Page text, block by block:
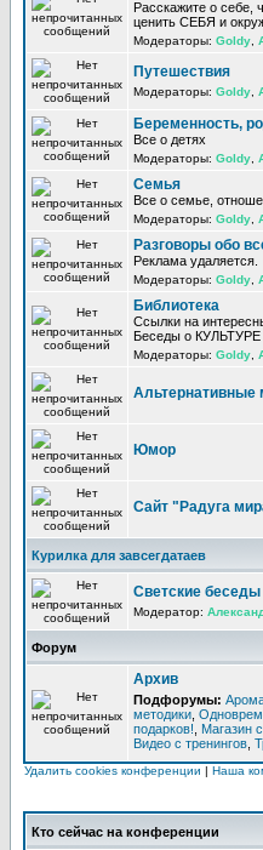
Расскажите о себе,
ценить СЕБЯ и
Модераторы: Goldy
Путешествия
Модераторы: Goldy
Беременность,
Все о детях
Модераторы: Goldy
Семья
Все о семье,
Модераторы: Goldy
Разговоры обо
Реклама удаляется.
Модераторы: Goldy
Библиотека
Ссылки на
Беседы о КУЛЬТУРЕ
Модераторы: Goldy
Альтернативные
Юмор
Сайт "Радуга
Курилка для завсегдатаев
Светские беседы
Модератор:
Форум
Архив
Подфорумы:
методики
подарков!
Магазин
Видео с тренингов
Удалить cookies конференции | Наша
Кто сейчас на конференции